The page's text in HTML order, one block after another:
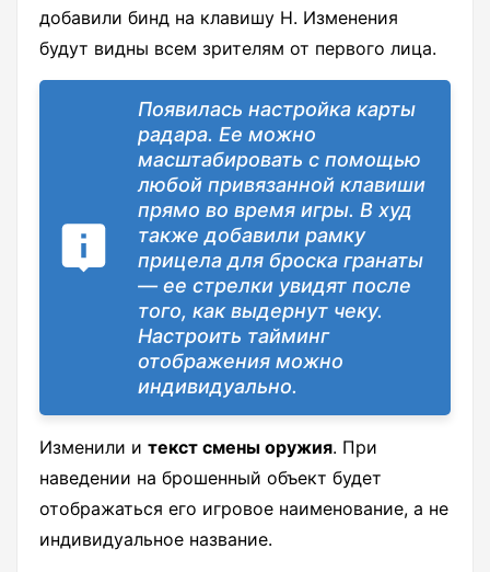
добавили бинд на клавишу H. Изменения
будут видны всем зрителям от первого лица.
Появилась настройка карты
радара. Ее можно
масштабировать с помощью
любой привязанной клавиши
прямо во время игры. В худ
также добавили рамку
прицела для броска гранаты
— ее стрелки увидят после
того, как выдернут чеку.
Настроить тайминг
отображения можно
индивидуально.
Изменили и текст смены оружия. При
наведении на брошенный объект будет
отображаться его игровое наименование, а не
индивидуальное название.